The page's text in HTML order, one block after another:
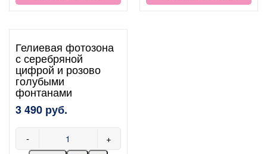
Гелиевая фотозона
с серебряной
цифрой и розово
голубыми
фонтанами
3 490 руб.
- +